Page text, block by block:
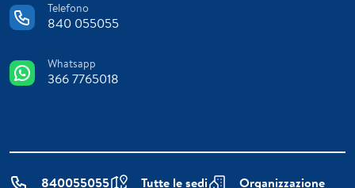
Telefono
840 055055
Whatsapp
366 7765018
840055055 Tutte le sedi Organizzazione